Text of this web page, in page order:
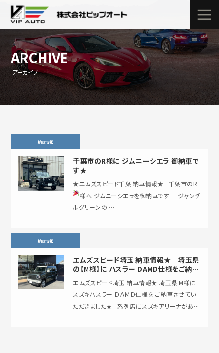
ARCHIVE
アーカイブ
納車情報
千葉市のR様に ジムニーシエラ 御納車で
す★
★エムズスピード千葉 納車情報★ 千葉市のR
様へ ジムニーシエラを御納車です
ルグリーンの …
納車情報
エムズスピード埼玉 納車情報★ 埼玉県
の【M様】に ハスラー DAMD仕様をご納
車！
エムズスピード埼玉 納車情報★ 埼玉県 M様に
スズキハスラー ＤＡＭＤ仕様を ご納車させてい
ただきました★ 系列店にスズキアリーナがある